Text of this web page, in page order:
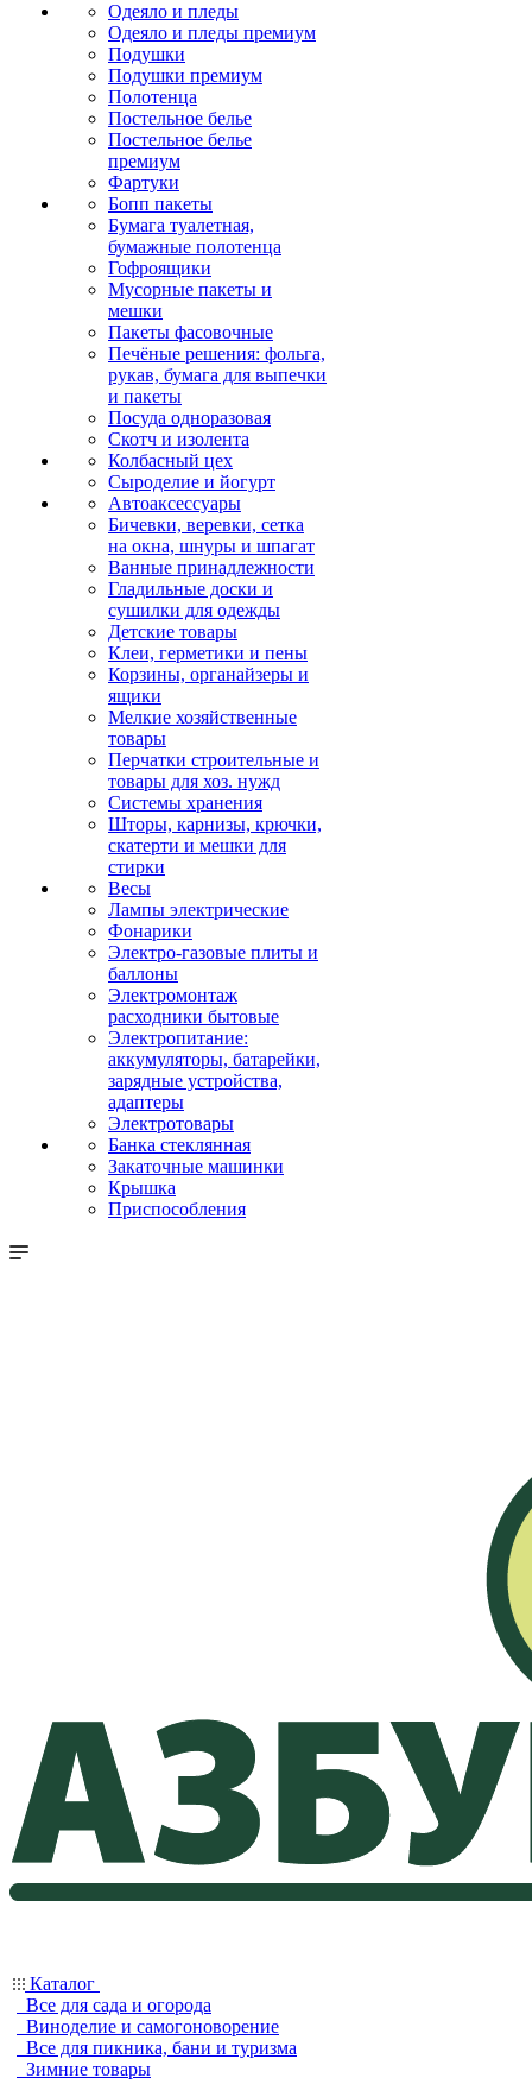
Одеяло и пледы
Одеяло и пледы премиум
Подушки
Подушки премиум
Полотенца
Постельное белье
Постельное белье
премиум
Фартуки
Бопп пакеты
Бумага туалетная,
бумажные полотенца
Гофроящики
Мусорные пакеты и
мешки
Пакеты фасовочные
Печёные решения: фольга,
рукав, бумага для выпечки
и пакеты
Посуда одноразовая
Скотч и изолента
Колбасный цех
Сыроделие и йогурт
Автоаксессуары
Бичевки, веревки, сетка
на окна, шнуры и шпагат
Ванные принадлежности
Гладильные доски и
сушилки для одежды
Детские товары
Клеи, герметики и пены
Корзины, органайзеры и
ящики
Мелкие хозяйственные
товары
Перчатки строительные и
товары для хоз. нужд
Системы хранения
Шторы, карнизы, крючки,
скатерти и мешки для
стирки
Весы
Лампы электрические
Фонарики
Электро-газовые плиты и
баллоны
Электромонтаж
расходники бытовые
Электропитание:
аккумуляторы, батарейки,
зарядные устройства,
адаптеры
Электротовары
Банка стеклянная
Закаточные машинки
Крышка
Приспособления
Каталог
Все для сада и огорода
Виноделие и самогоноворение
Все для пикника, бани и туризма
Зимние товары